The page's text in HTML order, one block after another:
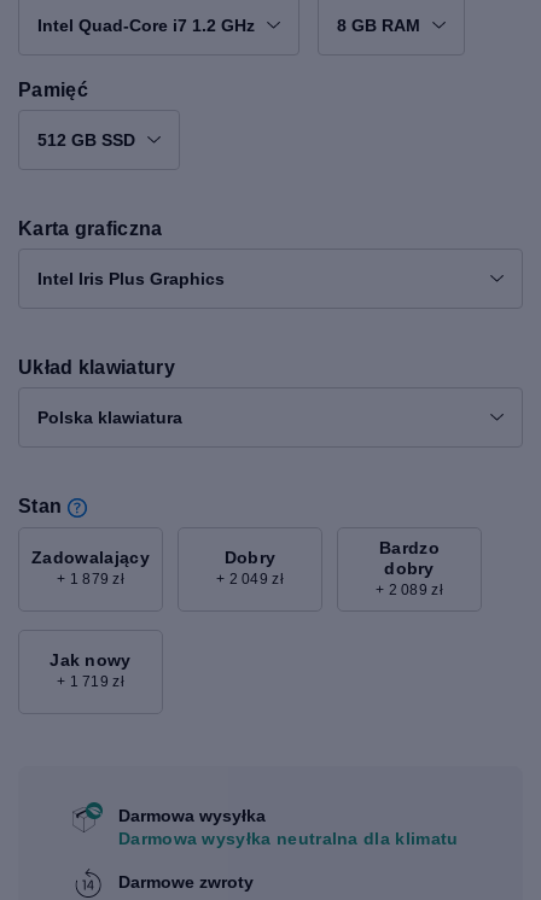
Intel Quad-Core i7 1.2 GHz 8 GB RAM
Pamięć
512 GB SSD
Karta graficzna
Intel Iris Plus Graphics
Układ klawiatury
Polska klawiatura
Stan
Zadowalający
+ 1 879 zł
Dobry
+ 2 049 zł
Bardzo
dobry
+ 2 089 zł
Jak nowy
+ 1 719 zł
Darmowa wysyłka
Darmowa wysyłka neutralna dla klimatu
Darmowe zwroty